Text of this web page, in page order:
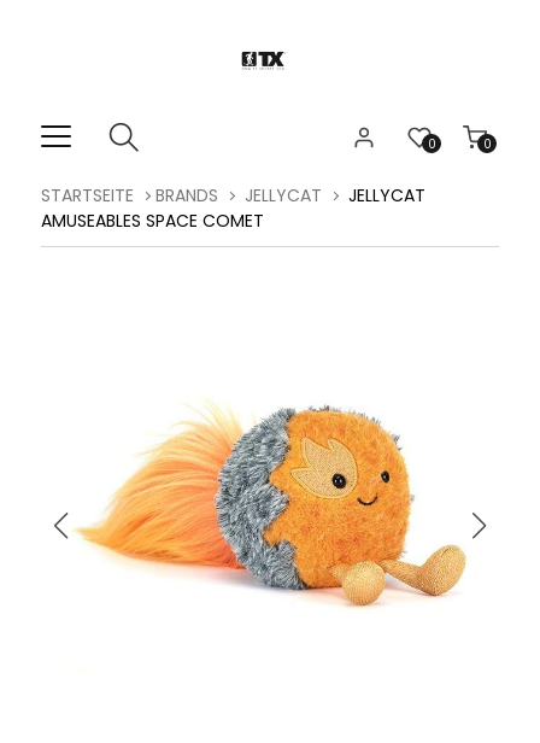
0
0
STARTSEITE BRANDS JELLYCAT
JELLYCAT
AMUSEABLES SPACE COMET